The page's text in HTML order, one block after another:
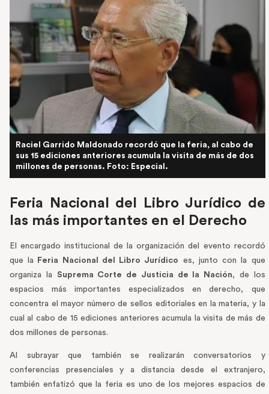
Raciel Garrido Maldonado recordó que la feria, al cabo de
sus 15 ediciones anteriores acumula la visita de más de dos
millones de personas. Foto: Especial.
Feria Nacional del Libro Jurídico de
las más importantes en el Derecho
El encargado institucional de la organización del evento recordó
que la Feria Nacional del Libro Jurídico
es, junto con la que
organiza la Suprema Corte de Justicia de la Nación, de los
espacios más importantes especializados en derecho, que
concentra el mayor número de sellos editoriales en la materia, y la
cual al cabo de 15 ediciones anteriores acumula la visita de más de
dos millones de personas.
Al subrayar que también se realizarán conversatorios y
conferencias presenciales y a distancia desde el extranjero,
también enfatizó que la feria es uno de los mejores espacios de